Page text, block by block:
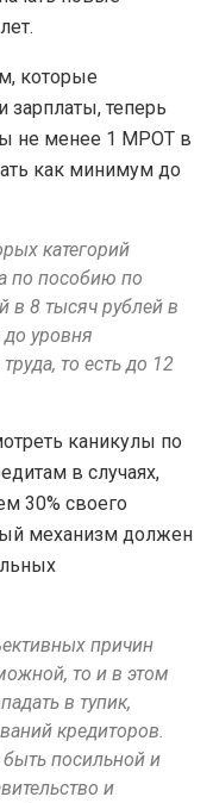
которые
зарплаты, теперь
не менее 1 МРОТ в
как минимум до
категорий
по пособию по
в 8 тысяч рублей в
уровня
то есть до 12
каникулы по
в случаях,
30% своего
механизм должен
причин
то и в этом
в тупик,
кредиторов.
посильной и
и